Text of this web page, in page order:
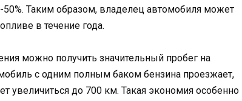
50%. Таким образом, владелец автомобиля может
в течение года.
можно получить значительный пробег на
с одним полным баком бензина проезжает,
увеличиться до 700 км. Такая экономия особенно